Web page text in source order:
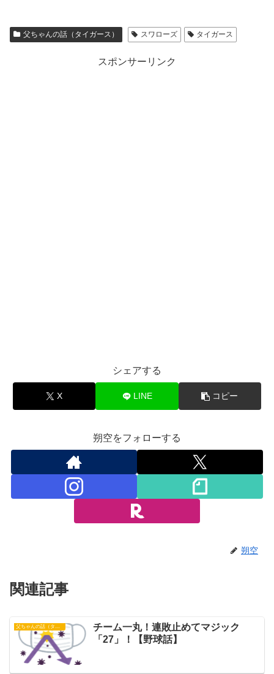
父ちゃんの話（タイガース） スワローズ タイガース
スポンサーリンク
シェアする
X LINE コピー
朔空をフォローする
朔空
関連記事
チーム一丸！連敗止めてマジック
「27」！【野球話】